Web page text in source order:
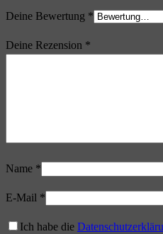
Deine Bewertung *
Deine Rezension *
Name *
E-Mail *
Ich habe die